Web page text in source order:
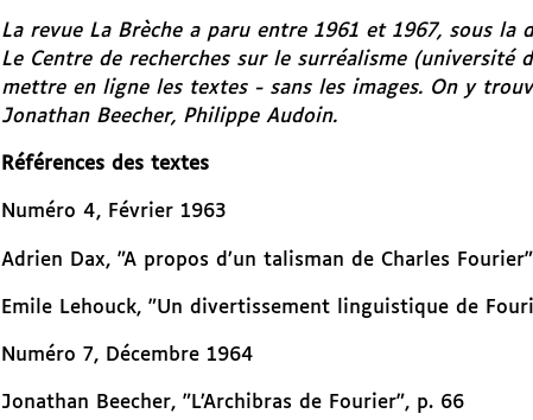
La revue La Brèche a paru entre 1961 et 1967, sous la
Le Centre de recherches sur le surréalisme (université
mettre en ligne les textes - sans les images. On y
Jonathan Beecher, Philippe Audoin.
Références des textes
Numéro 4, Février 1963
Adrien Dax, "A propos d’un talisman de Charles
Emile Lehouck, "Un divertissement linguistique de
Numéro 7, Décembre 1964
Jonathan Beecher, "L’Archibras de Fourier", p. 66